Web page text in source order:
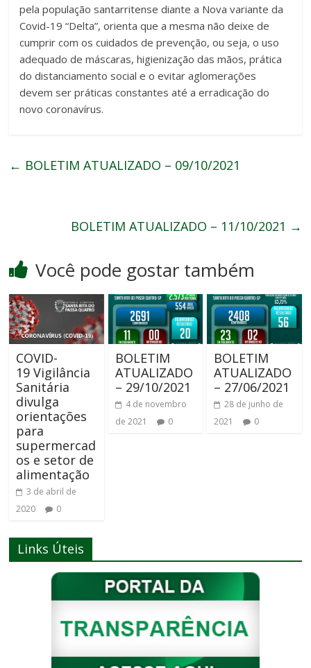
pela população santarritense diante a Nova variante da
Covid-19 “Delta”, orienta que a mesma não deixe de
cumprir com os cuidados de prevenção, ou seja, o uso
adequado de máscaras, higienização das mãos, prática
do distanciamento social e o evitar aglomerações
devem ser práticas constantes até a erradicação do
novo coronavírus.
← BOLETIM ATUALIZADO – 09/10/2021
BOLETIM ATUALIZADO – 11/10/2021 →
Você pode gostar também
COVID-
19 Vigilância
Sanitária
divulga
orientações
para
supermercad
os e setor de
alimentação
3 de abril de
2020
0
BOLETIM
ATUALIZADO
– 29/10/2021
4 de novembro
de 2021
0
BOLETIM
ATUALIZADO
– 27/06/2021
28 de junho de
2021
0
Links Úteis